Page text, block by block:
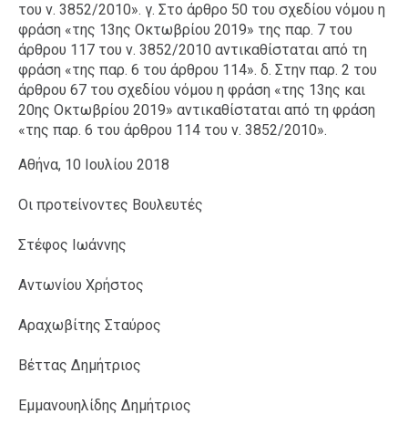
του ν. 3852/2010». γ. Στο άρθρο 50 του σχεδίου νόμου η
φράση «της 13ης Οκτωβρίου 2019» της παρ. 7 του
άρθρου 117 του ν. 3852/2010 αντικαθίσταται από τη
φράση «της παρ. 6 του άρθρου 114». δ. Στην παρ. 2 του
άρθρου 67 του σχεδίου νόμου η φράση «της 13ης και
20ης Οκτωβρίου 2019» αντικαθίσταται από τη φράση
«της παρ. 6 του άρθρου 114 του ν. 3852/2010».
Αθήνα, 10 Ιουλίου 2018
Οι προτείνοντες Βουλευτές
Στέφος Ιωάννης
Αντωνίου Χρήστος
Αραχωβίτης Σταύρος
Βέττας Δημήτριος
Εμμανουηλίδης Δημήτριος